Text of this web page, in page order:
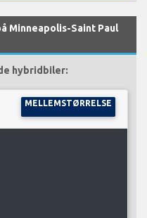
Minneapolis-Saint Paul
hybridbiler:
MELLEMSTØRRELSE